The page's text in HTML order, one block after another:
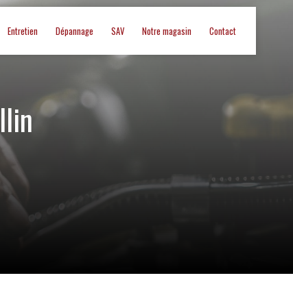
Entretien Dépannage SAV Notre magasin Contact